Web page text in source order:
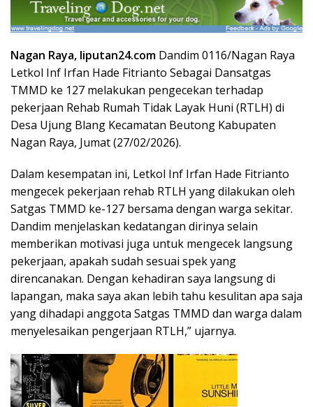
Nagan Raya, liputan24.com Dandim 0116/Nagan Raya
Letkol Inf Irfan Hade Fitrianto Sebagai Dansatgas
TMMD ke 127 melakukan pengecekan terhadap
pekerjaan Rehab Rumah Tidak Layak Huni (RTLH) di
Desa Ujung Blang Kecamatan Beutong Kabupaten
Nagan Raya, Jumat (27/02/2026).
Dalam kesempatan ini, Letkol Inf Irfan Hade Fitrianto
mengecek pekerjaan rehab RTLH yang dilakukan oleh
Satgas TMMD ke-127 bersama dengan warga sekitar.
Dandim menjelaskan kedatangan dirinya selain
memberikan motivasi juga untuk mengecek langsung
pekerjaan, apakah sudah sesuai spek yang
direncanakan. Dengan kehadiran saya langsung di
lapangan, maka saya akan lebih tahu kesulitan apa saja
yang dihadapi anggota Satgas TMMD dan warga dalam
menyelesaikan pengerjaan RTLH,” ujarnya.